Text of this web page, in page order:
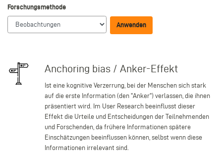
Forschungsmethode
Anchoring bias / Anker-Effekt
Ist eine kognitive Verzerrung, bei der Menschen sich stark
auf die erste Information (den "Anker") verlassen, die ihnen
präsentiert wird. Im User Research beeinflusst dieser
Effekt die Urteile und Entscheidungen der Teilnehmenden
und Forschenden, da frühere Informationen spätere
Einschätzungen beeinflussen können, selbst wenn diese
Informationen irrelevant sind.